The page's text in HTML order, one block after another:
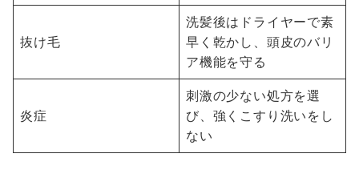
抜け毛
洗髪後はドライヤーで素
早く乾かし、頭皮のバリ
ア機能を守る
炎症
刺激の少ない処方を選
び、強くこすり洗いをし
ない